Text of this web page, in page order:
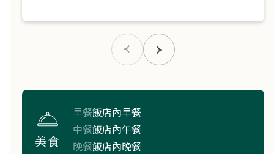
美食
早餐飯店內早餐
中餐飯店內午餐
晚餐飯店內晚餐